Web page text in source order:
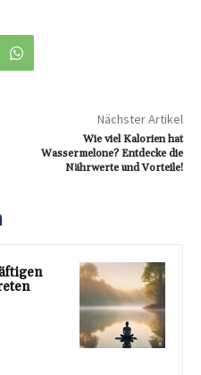
Nächster Artikel
Wie viel Kalorien hat
Wassermelone? Entdecke die
Nährwerte und Vorteile!